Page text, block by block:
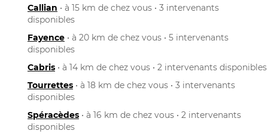
Callian • à 15 km de chez vous • 3 intervenants
disponibles
Fayence • à 20 km de chez vous • 5 intervenants
disponibles
Cabris • à 14 km de chez vous • 2 intervenants disponibles
Tourrettes • à 18 km de chez vous • 3 intervenants
disponibles
Spéracèdes • à 16 km de chez vous • 2 intervenants
disponibles